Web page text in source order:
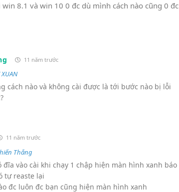
8.1 và win 10 0 đc dù mình cách nào cũng 0 đc
11 năm trước
cách nào và không cài được là tới bước nào bị lỗi
11 năm trước
Thắng
đĩa vào cài khi chạy 1 chập hiện màn hình xanh báo
tự reaste lại
đc luôn đc bạn cũng hiện màn hình xanh